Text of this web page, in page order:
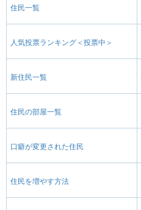
住民一覧
人気投票ランキング＜投票中＞
新住民一覧
住民の部屋一覧
口癖が変更された住民
住民を増やす方法